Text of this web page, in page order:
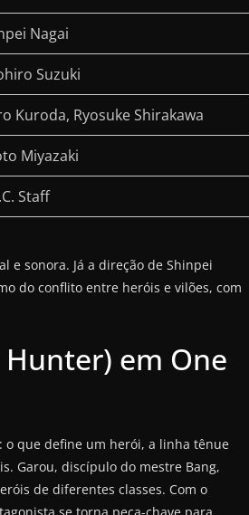
Nagai
Suzuki
Kuroda, Ryosuke Shirakawa
Miyazaki
Staff
e sonora. Já a direção de Shinpei
do conflito entre heróis e vilões, com
em One
o que define um herói, a linha tênue
Garou, discípulo do mestre Bang,
de diferentes classes. Com o